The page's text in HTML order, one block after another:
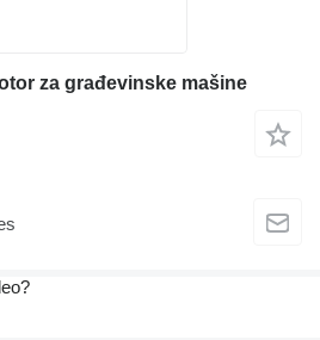
za građevinske mašine